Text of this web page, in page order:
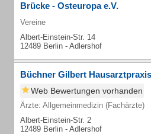
Brücke - Osteuropa e.V.
Vereine
Albert-Einstein-Str. 14
12489 Berlin - Adlershof
Büchner Gilbert Hausarztpraxis
Web Bewertungen vorhanden
Ärzte: Allgemeinmedizin (Fachärzte)
Albert-Einstein-Str. 2
12489 Berlin - Adlershof